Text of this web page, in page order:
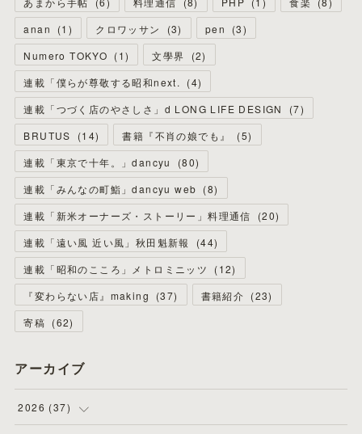
anan
(1 ) クロワッサン (3) pen (3)
Numero TOKYO (1) 文學界 (2)
連載「僕らが尊敬する昭和next.
(4)
連載「つづく店のやさしさ」d LONG LIFE DESIGN
(7)
BRUTUS
(14) 書籍『不肖の娘でも』 (5)
連載「東京で十年。」dancyu
(80)
連載「みんなの町鮨」dancyu web (8)
連載「新米オーナーズ・ストーリー」料理通信
(20)
連載「遠い風 近い風」秋田魁新報
(44)
連載「昭和のこころ」メトロミニッツ
(12)
『変わらない店』making
(37) 書籍紹介 (23)
寄稿 (62)
アーカイブ
2026 (37)